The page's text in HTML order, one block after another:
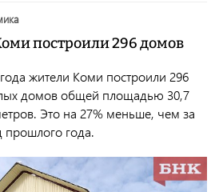
построили 296 домов
жители Коми построили 296
домов общей площадью 30,7
Это на 27% меньше, чем за
года.